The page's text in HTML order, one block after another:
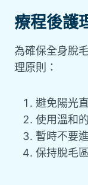
療程後護
為確保全身脫
理原則：
避免陽光
使用溫和
暫時不要
保持脫毛